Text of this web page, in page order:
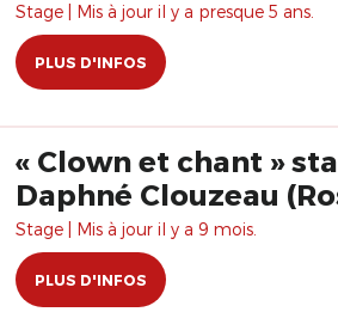
Stage | Mis à jour il y a presque 5 ans.
PLUS D'INFOS
« Clown et chant »
Daphné Clouzeau
Stage | Mis à jour il y a 9 mois.
PLUS D'INFOS